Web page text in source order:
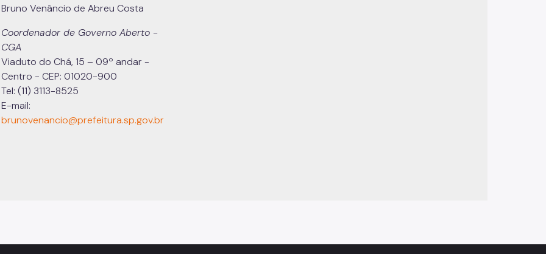
Bruno Venâncio de Abreu Costa
Coordenador de Governo Aberto -
CGA
Viaduto do Chá, 15 – 09º andar -
Centro - CEP: 01020-900
Tel: (11) 3113-8525
E-mail:
brunovenancio@prefeitura.sp.gov.br